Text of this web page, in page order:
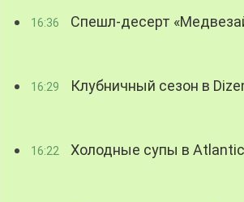
16:36 Спешл-десерт
16:29 Клубничный сезон в
16:22 Холодные супы в